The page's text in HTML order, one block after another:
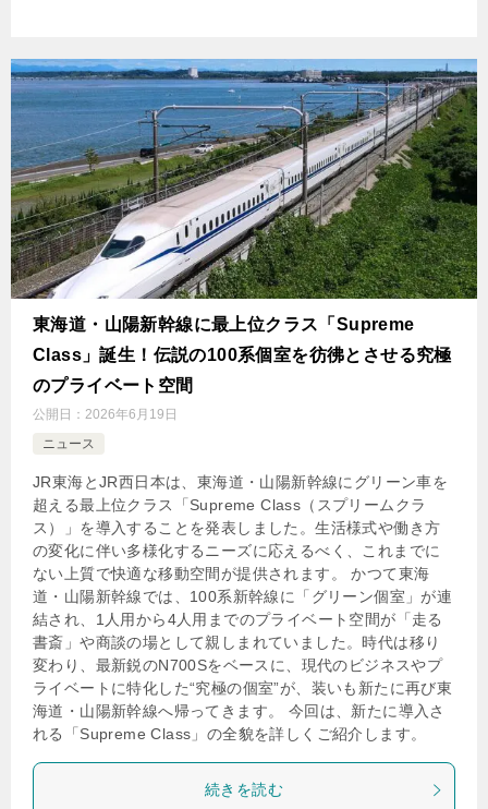
東海道・山陽新幹線に最上位クラス「Supreme
Class」誕生！伝説の100系個室を彷彿とさせる究極
のプライベート空間
公開日： 2026年6月19日
ニュース
JR東海とJR西日本は、東海道・山陽新幹線にグリーン車を
超える最上位クラス「Supreme Class（スプリームクラ
ス）」を導入することを発表しました。生活様式や働き方
の変化に伴い多様化するニーズに応えるべく、これまでに
ない上質で快適な移動空間が提供されます。 かつて東海
道・山陽新幹線では、100系新幹線に「グリーン個室」が連
結され、1人用から4人用までのプライベート空間が「走る
書斎」や商談の場として親しまれていました。時代は移り
変わり、最新鋭のN700Sをベースに、現代のビジネスやプ
ライベートに特化した“究極の個室”が、装いも新たに再び東
海道・山陽新幹線へ帰ってきます。 今回は、新たに導入さ
れる「Supreme Class」の全貌を詳しくご紹介します。
続きを読む